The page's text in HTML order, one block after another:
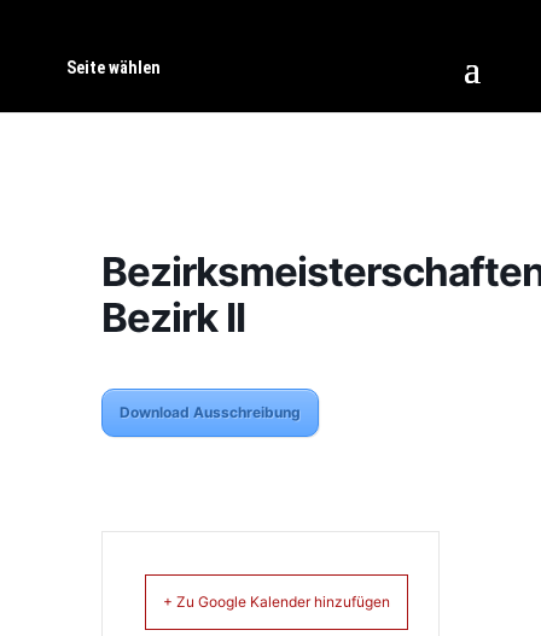
Seite wählen
Bezirk II
Download Ausschreibung
+ Zu Google Kalender hinzufügen